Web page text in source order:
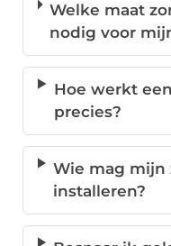
Welke maat
nodig voor
Hoe werkt
precies?
Wie mag mijn
installeren?